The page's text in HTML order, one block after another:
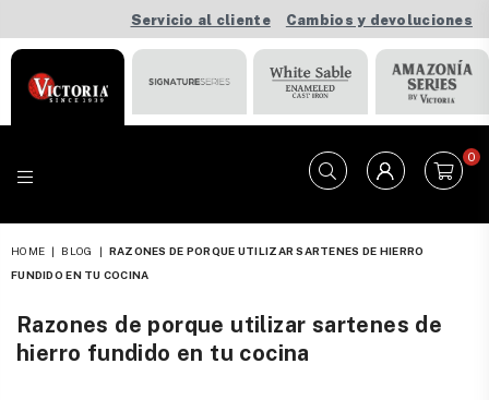
Servicio al cliente Cambios y devoluciones
0
HOME | BLOG | RAZONES DE PORQUE UTILIZAR SARTENES DE HIERRO
FUNDIDO EN TU COCINA
Razones de porque utilizar sartenes de
hierro fundido en tu cocina